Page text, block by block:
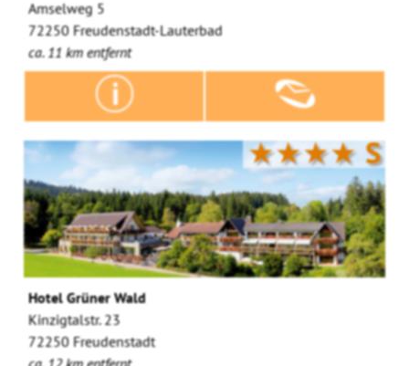
Amselweg 5
72250 Freudenstadt-Lauterbad
ca. 11 km entfernt
★★★★S
Hotel Grüner Wald
Kinzigtalstr. 23
72250 Freudenstadt